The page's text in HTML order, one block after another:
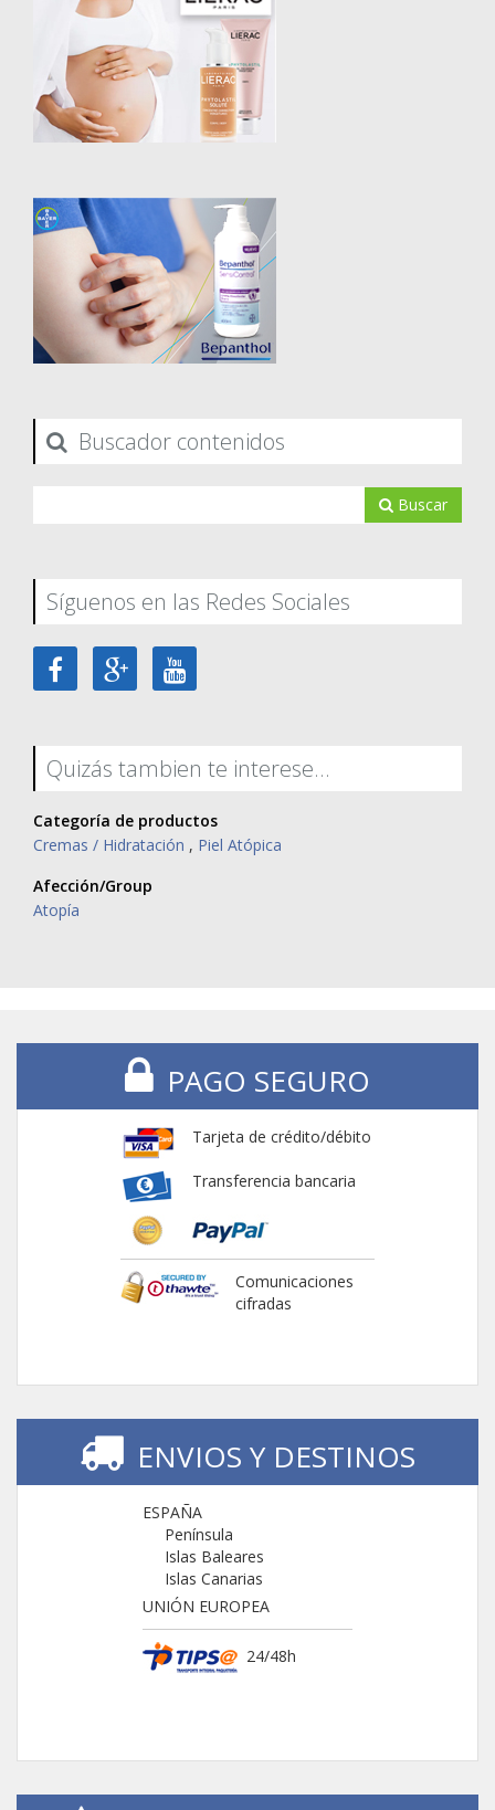
Buscador contenidos
Buscar
Síguenos en las Redes Sociales
Quizás tambien te interese...
Categoría de productos
Cremas / Hidratación , Piel Atópica
Afección/Group
Atopía
PAGO SEGURO
Tarjeta de crédito/débito
Transferencia bancaria
Comunicaciones
cifradas
ENVIOS Y DESTINOS
ESPAÑA
Península
Islas Baleares
Islas Canarias
UNIÓN EUROPEA
24/48h